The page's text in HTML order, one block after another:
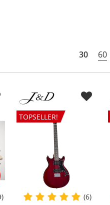
30 60
TOPSELLER!
(6)